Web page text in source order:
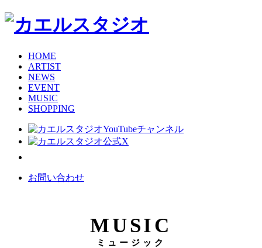
HOME
ARTIST
NEWS
EVENT
MUSIC
SHOPPING
お問い合わせ
MUSIC
ミュージック